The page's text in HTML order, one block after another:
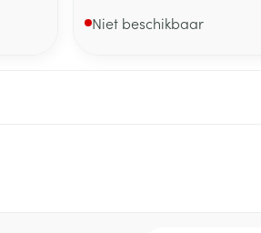
Niet beschikbaar